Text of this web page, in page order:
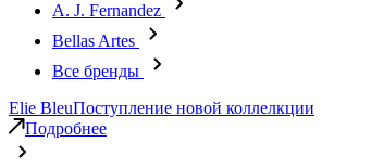
A. J. Fernandez
Bellas Artes
Все бренды
Elie BleuПоступление новой коллелкции
Подробнее